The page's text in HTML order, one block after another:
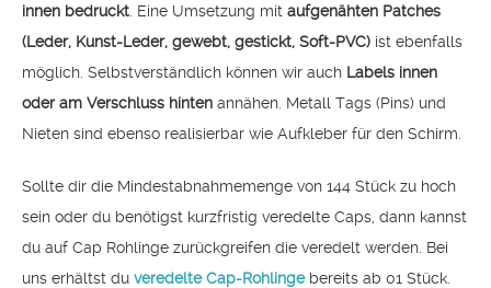
innen bedruckt . Eine Umsetzung mit aufgenähten Patches
(Leder, Kunst-Leder, gewebt, gestickt, Soft-PVC) ist ebenfalls
möglich. Selbstverständlich können wir auch Labels innen
oder am Verschluss hinten annähen. Metall Tags (Pins) und
Nieten sind ebenso realisierbar wie Aufkleber für den Schirm.
Sollte dir die Mindestabnahmemenge von 144 Stück zu hoch
sein oder du benötigst kurzfristig veredelte Caps, dann kannst
du auf Cap Rohlinge zurückgreifen die veredelt werden. Bei
uns erhältst du veredelte Cap-Rohlingebereits ab 01 Stück.